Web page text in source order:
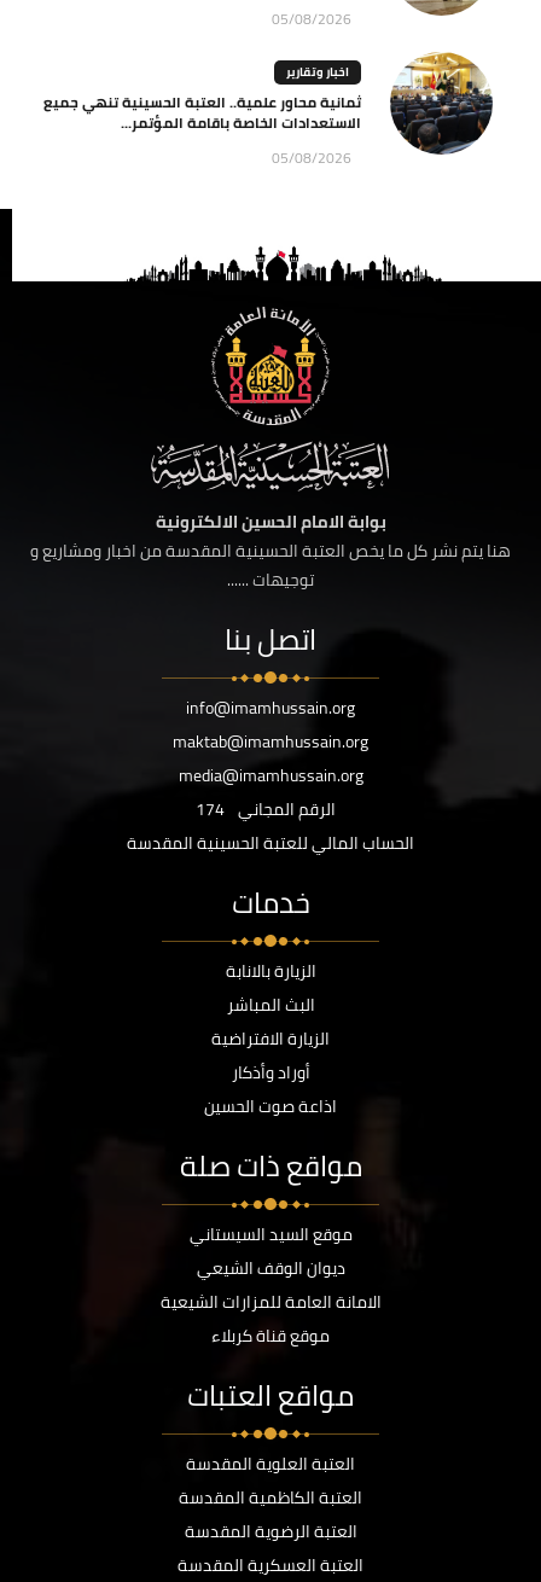
05/08/2026
اخبار وتقارير
ثمانية محاور علمية.. العتبة الحسينية تنهي جميع
الاستعدادات الخاصة باقامة المؤتمر...
05/08/2026
بوابة الامام الحسين الالكترونية
هنا يتم نشر كل ما يخص العتبة الحسينية المقدسة من اخبار ومشاريع و
توجيهات ......
اتصل بنا
info@imamhussain.org
maktab@imamhussain.org
media@imamhussain.org
الرقم المجاني 174
الحساب المالي للعتبة الحسينية المقدسة
خدمات
الزيارة بالانابة
البث المباشر
الزيارة الافتراضية
أوراد وأذكار
اذاعة صوت الحسين
مواقع ذات صلة
موقع السيد السيستاني
ديوان الوقف الشيعي
الامانة العامة للمزارات الشيعية
موقع قناة كربلاء
مواقع العتبات
العتبة العلوية المقدسة
العتبة الكاظمية المقدسة
العتبة الرضوية المقدسة
العتبة العسكرية المقدسة